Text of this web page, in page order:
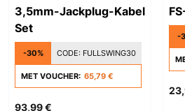
3,5mm-Jackplug-Kabel
Set
-30% CODE: FULLSWING30
MET VOUCHER: 65,79 €
93,99 €
-